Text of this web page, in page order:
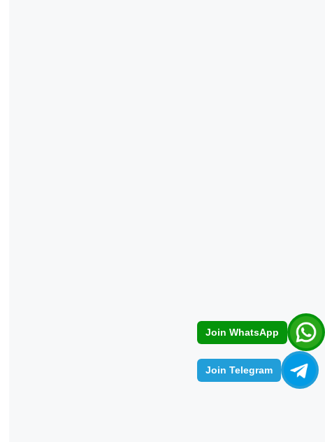
Join WhatsApp
Join Telegram